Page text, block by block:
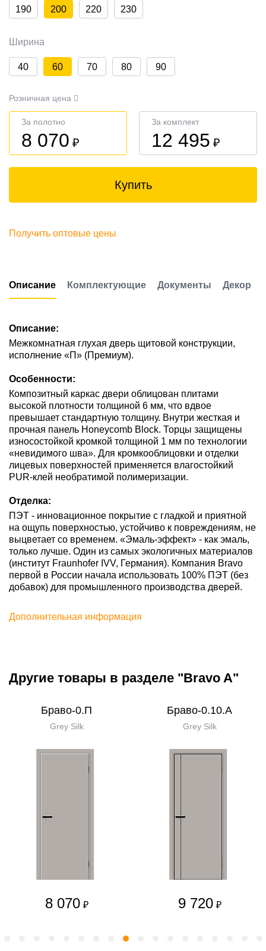
190 200 220 230
Ширина
40 60 70 80 90
Розничная цена
За полотно
8 070 ₽
За комплект
12 495 ₽
Купить
Получить оптовые цены
Описание Комплектующие Документы Декор
Описание:
Межкомнатная глухая дверь щитовой конструкции,
исполнение «П» (Премиум).
Особенности:
Композитный каркас двери облицован плитами
высокой плотности толщиной 6 мм, что вдвое
превышает стандартную толщину. Внутри жесткая и
прочная панель Honeycomb Block. Торцы защищены
износостойкой кромкой толщиной 1 мм по технологии
«невидимого шва». Для кромкооблицовки и отделки
лицевых поверхностей применяется влагостойкий
PUR-клей необратимой полимеризации.
Отделка:
ПЭТ - инновационное покрытие c гладкой и приятной
на ощупь поверхностью, устойчиво к повреждениям, не
выцветает со временем. «Эмаль-эффект» - как эмаль,
только лучше. Один из самых экологичных материалов
(институт Fraunhofer IVV, Германия). Компания Bravo
первой в России начала использовать 100% ПЭТ (без
добавок) для промышленного производства дверей.
Дополнительная информация
Другие товары в разделе "Bravo A"
Браво-0.П
Grey Silk
8 070 ₽
Браво-0.10.А
Grey Silk
9 720 ₽